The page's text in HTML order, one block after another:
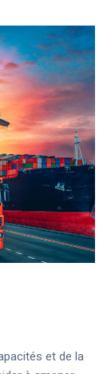
et de la